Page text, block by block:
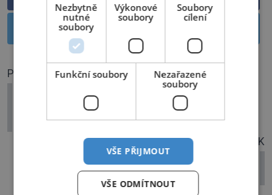
Sdílet na Twitteru
PŘEDCHOZÍ ČLÁNEK
4 válečné špionky: Jejich zbraní bylo
svůdné negližé a ošetřovatelská
uniforma
DALŠÍ ČLÁNEK
Nedoceněný vojevůdce: Generál
Podhajský měl příliš mnoho nepřátel
Nezbytně
nutné
soubory
Výkonové
soubory
Soubory
cílení
Funkční soubory
Nezařazené
soubory
VŠE PŘIJMOUT
VŠE ODMÍTNOUT